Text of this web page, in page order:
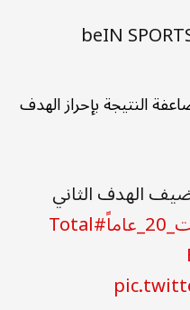
النتيجة بإحراز الهدف
الهدف الثاني
#Total